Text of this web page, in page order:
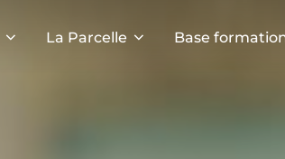
La Parcelle Base